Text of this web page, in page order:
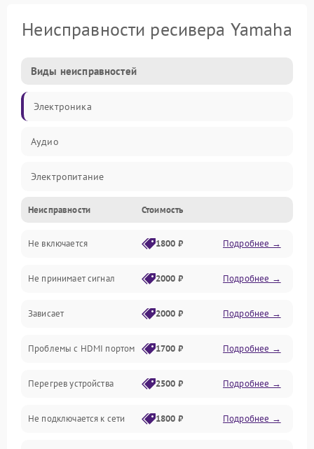
Неисправности ресивера Yamaha
Виды неисправностей
Электроника
Аудио
Электропитание
Интерфейсы
Программное обеспечение
ПО
Оптика
Механические повреждения
Управление
Неисправности Стоимость
Не включается 1800 ₽ Подробнее →
Не принимает сигнал 2000 ₽ Подробнее →
Зависает 2000 ₽ Подробнее →
Проблемы с HDMI портом 1700 ₽ Подробнее →
Перегрев устройства 2500 ₽ Подробнее →
Не подключается к сети 1800 ₽ Подробнее →